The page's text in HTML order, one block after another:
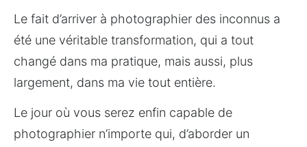
Le fait d’arriver à photographier des inconnus a
été une véritable transformation, qui a tout
changé dans ma pratique, mais aussi, plus
largement, dans ma vie tout entière.
Le jour où vous serez enfin capable de
photographier n’importe qui, d’aborder un